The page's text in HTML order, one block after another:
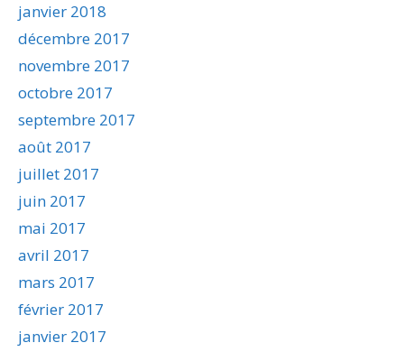
janvier 2018
décembre 2017
novembre 2017
octobre 2017
septembre 2017
août 2017
juillet 2017
juin 2017
mai 2017
avril 2017
mars 2017
février 2017
janvier 2017